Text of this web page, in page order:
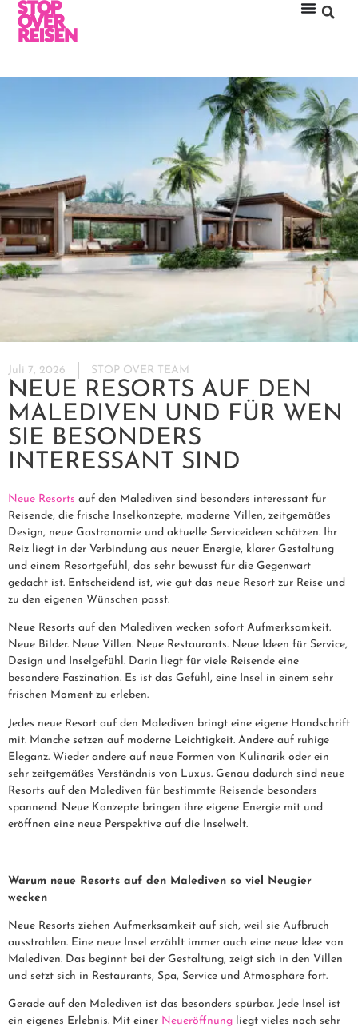
Juli 7, 2026 STOP OVER TEAM
NEUE RESORTS AUF DEN
MALEDIVEN UND FÜR WEN
SIE BESONDERS
INTERESSANT SIND
Neue Resorts auf den Malediven sind besonders interessant für
Reisende, die frische Inselkonzepte, moderne Villen, zeitgemäßes
Design, neue Gastronomie und aktuelle Serviceideen schätzen. Ihr
Reiz liegt in der Verbindung aus neuer Energie, klarer Gestaltung
und einem Resortgefühl, das sehr bewusst für die Gegenwart
gedacht ist. Entscheidend ist, wie gut das neue Resort zur Reise und
zu den eigenen Wünschen passt.
Neue Resorts auf den Malediven wecken sofort Aufmerksamkeit.
Neue Bilder. Neue Villen. Neue Restaurants. Neue Ideen für Service,
Design und Inselgefühl. Darin liegt für viele Reisende eine
besondere Faszination. Es ist das Gefühl, eine Insel in einem sehr
frischen Moment zu erleben.
Jedes neue Resort auf den Malediven bringt eine eigene Handschrift
mit. Manche setzen auf moderne Leichtigkeit. Andere auf ruhige
Eleganz. Wieder andere auf neue Formen von Kulinarik oder ein
sehr zeitgemäßes Verständnis von Luxus. Genau dadurch sind neue
Resorts auf den Malediven für bestimmte Reisende besonders
spannend. Neue Konzepte bringen ihre eigene Energie mit und
eröffnen eine neue Perspektive auf die Inselwelt.
Warum neue Resorts auf den Malediven so viel Neugier
wecken
Neue Resorts ziehen Aufmerksamkeit auf sich, weil sie Aufbruch
ausstrahlen. Eine neue Insel erzählt immer auch eine neue Idee von
Malediven. Das beginnt bei der Gestaltung, zeigt sich in den Villen
und setzt sich in Restaurants, Spa, Service und Atmosphäre fort.
Gerade auf den Malediven ist das besonders spürbar. Jede Insel ist
ein eigenes Erlebnis. Mit einer Neueröffnung liegt vieles noch sehr